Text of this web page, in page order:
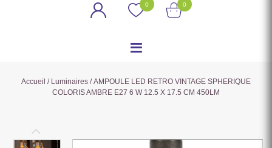
0 0
Accueil / Luminaires / AMPOULE LED RETRO VINTAGE SPHERIQUE
COLORIS AMBRE E27 6 W 12.5 X 17.5 CM 450LM